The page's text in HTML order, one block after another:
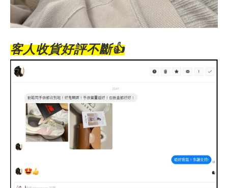
客人收貨好評不斷👍